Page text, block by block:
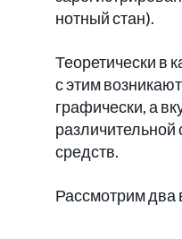
нотный стан).
Теоретически в
с этим
графически, а
средств.
Рассмотрим два